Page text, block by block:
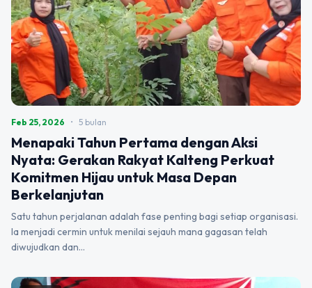
Feb 25, 2026 • 5 bulan
Menapaki Tahun Pertama dengan Aksi
Nyata: Gerakan Rakyat Kalteng Perkuat
Komitmen Hijau untuk Masa Depan
Berkelanjutan
Satu tahun perjalanan adalah fase penting bagi setiap organisasi.
Ia menjadi cermin untuk menilai sejauh mana gagasan telah
diwujudkan dan…